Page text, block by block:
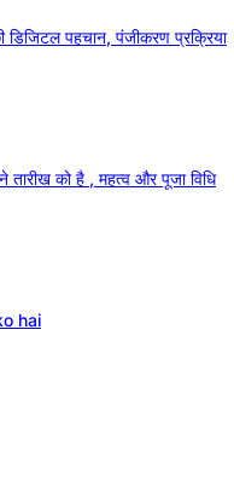
पहचान, पंजीकरण प्रक्रिया
को है , महत्व और पूजा विधि
hai